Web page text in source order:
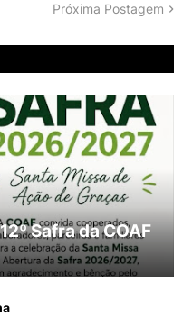
Próxima Postagem
Safra da COAF